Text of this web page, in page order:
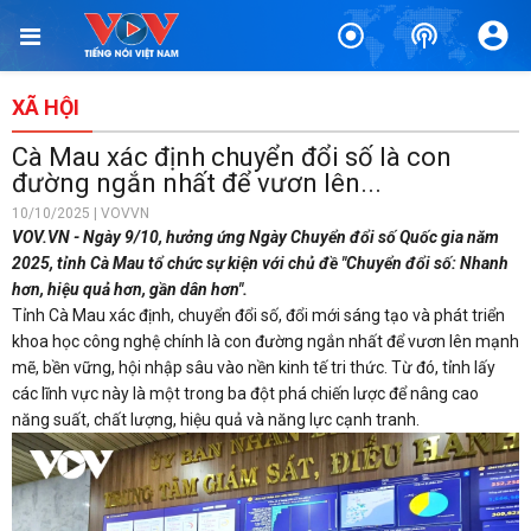
XÃ HỘI
Cà Mau xác định chuyển đổi số là con
đường ngắn nhất để vươn lên...
10/10/2025 | VOVVN
VOV.VN - Ngày 9/10, hưởng ứng Ngày Chuyển đổi số Quốc gia năm
2025, tỉnh Cà Mau tổ chức sự kiện với chủ đề "Chuyển đổi số: Nhanh
hơn, hiệu quả hơn, gần dân hơn".
Tỉnh Cà Mau xác định, chuyển đổi số, đổi mới sáng tạo và phát triển
khoa học công nghệ chính là con đường ngắn nhất để vươn lên mạnh
mẽ, bền vững, hội nhập sâu vào nền kinh tế tri thức. Từ đó, tỉnh lấy
các lĩnh vực này là một trong ba đột phá chiến lược để nâng cao
năng suất, chất lượng, hiệu quả và năng lực cạnh tranh.